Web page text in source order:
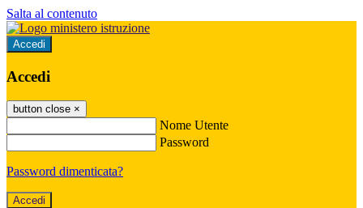
Salta al contenuto
Accedi
Accedi
button close ×
Nome Utente
Password
Password dimenticata?